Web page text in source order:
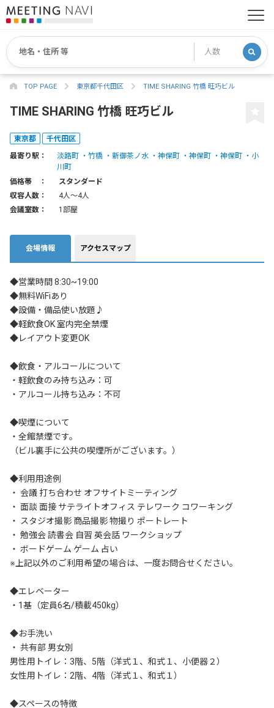
TOP PAGE 東京都千代田区 TIME SHARING 竹橋 旺巧ビル
TIME SHARING 竹橋 旺巧ビル
東京都 千代田区
最寄り駅： 淡路町 竹橋 新御茶ノ水 神保町 神保町 神保町
小
川町
価格帯 ：
スタンダード
収容人数：
4人〜4人
会議室数：
1部屋
会場情報 アクセスマップ
◆営業時間 8:30~19:00
◆無料WiFiあり
◆設備・備品使い放題♪
◆軽飲食OK 室内完全禁煙
◆レイアウト変更OK
◆飲食・アルコールについて
・軽飲食のみ持ち込み：可
・アルコール持ち込み：不可
◆喫煙について
・全館禁煙です。
（ビル裏手に公共の喫煙所がございます。）
◆利用用途例
・ 会議 打ち合わせ オフサイトミーティング
・ 面談 面接 サテライトオフィス テレワーク コワーキング
・ スタジオ撮影 商品撮影 物撮り ポートレート
・ 勉強会 読書会 自習 英会話 ワークショップ
・ ボードゲーム ゲーム 占い
※上記以外のご利用希望の場合は、一度お問合せください。
◆エレベーター
・1基（定員6名/積載450kg）
◆お手洗い
・ 共有部 男女別
男性用トイレ：3階、5階（洋式１、和式１、小便器２）
女性用トイレ：2階、4階（洋式１、和式１）
◆スペースの特徴